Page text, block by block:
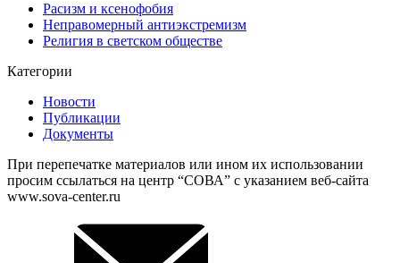
Расизм и ксенофобия
Неправомерный антиэкстремизм
Религия в светском обществе
Категории
Новости
Публикации
Документы
При перепечатке материалов или ином их использовании
просим ссылаться на центр “СОВА” с указанием веб-сайта
www.sova-center.ru